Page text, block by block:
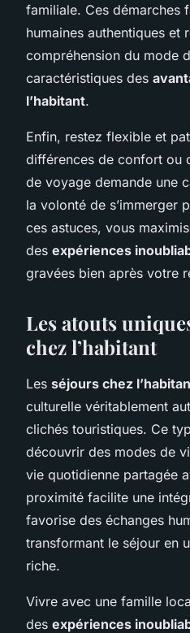
familiale. Ces démarches
humaines authentiques et
compréhension du mode
caractéristiques des
l’habitant.
Enfin, restez flexible et
différences de confort ou
de voyage demande une
la volonté de s’immerger
ces astuces, vous
des expériences
gravées bien après votre
Les atouts
chez l’habitant
Les séjours chez
culturelle véritablement
clichés touristiques. Ce
découvrir des modes de
vie quotidienne partagée
proximité facilite une
favorise des échanges
transformant le séjour en
riche.
Vivre avec une famille
des expériences